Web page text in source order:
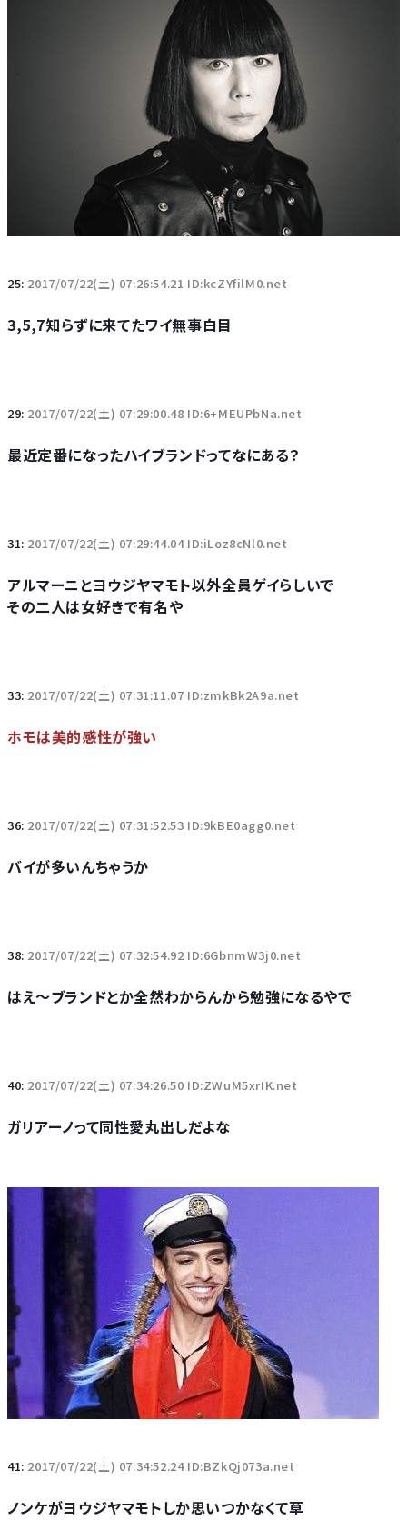
25: 2017/07/22(土) 07:26:54.21 ID:kcZYfilM0.net
3,5,7知らずに来てたワイ無事白目
29: 2017/07/22(土) 07:29:00.48 ID:6+MEUPbNa.net
最近定番になったハイブランドってなにある？
31: 2017/07/22(土) 07:29:44.04 ID:iLoz8cNl0.net
アルマーニとヨウジヤマモト以外全員ゲイらしいで
その二人は女好きで有名や
33: 2017/07/22(土) 07:31:11.07 ID:zmkBk2A9a.net
ホモは美的感性が強い
36: 2017/07/22(土) 07:31:52.53 ID:9kBE0agg0.net
バイが多いんちゃうか
38: 2017/07/22(土) 07:32:54.92 ID:6GbnmW3j0.net
はえ～ブランドとか全然わからんから勉強になるやで
40: 2017/07/22(土) 07:34:26.50 ID:ZWuM5xrIK.net
ガリアーノって同性愛丸出しだよな
41: 2017/07/22(土) 07:34:52.24 ID:BZkQj073a.net
ノンケがヨウジヤマモトしか思いつかなくて草